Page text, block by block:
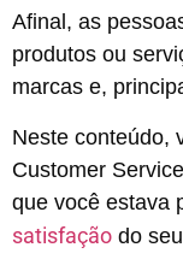
Afinal, as
produtos ou
marcas e,
Neste conteúdo,
Customer
que você estava
satisfação do